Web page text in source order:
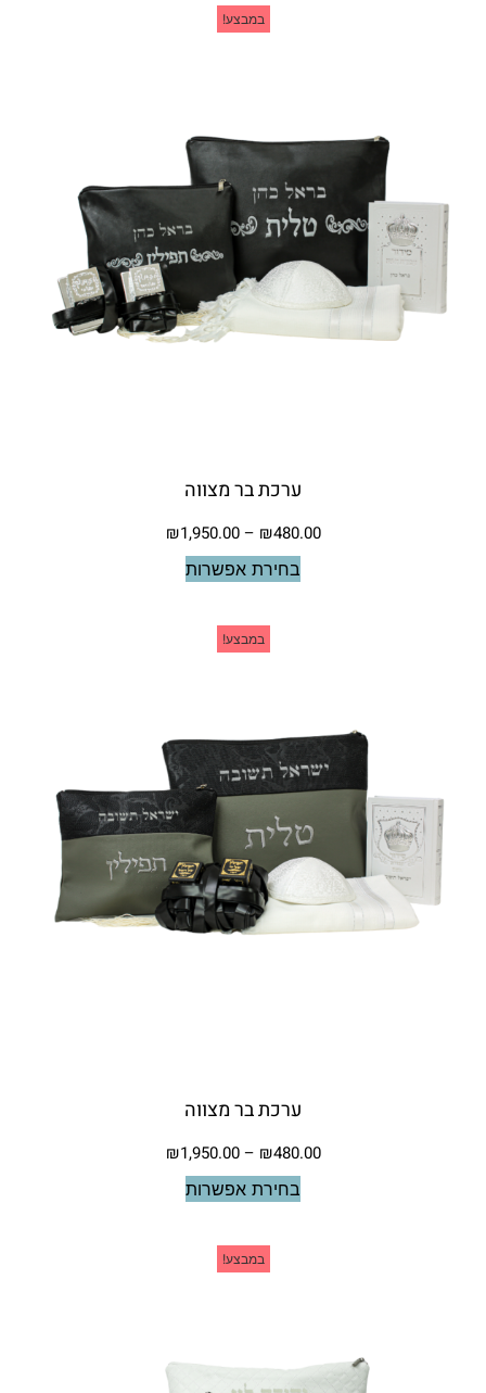
במבצע!
ערכת בר מצווה
₪480.00
–
₪1,950.00
בחירת אפשרות
במבצע!
ערכת בר מצווה
₪480.00
–
₪1,950.00
בחירת אפשרות
במבצע!